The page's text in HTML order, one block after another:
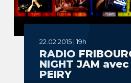
22.02.2015 | 19h
RADIO
NIGHT JAM avec
PEIRY